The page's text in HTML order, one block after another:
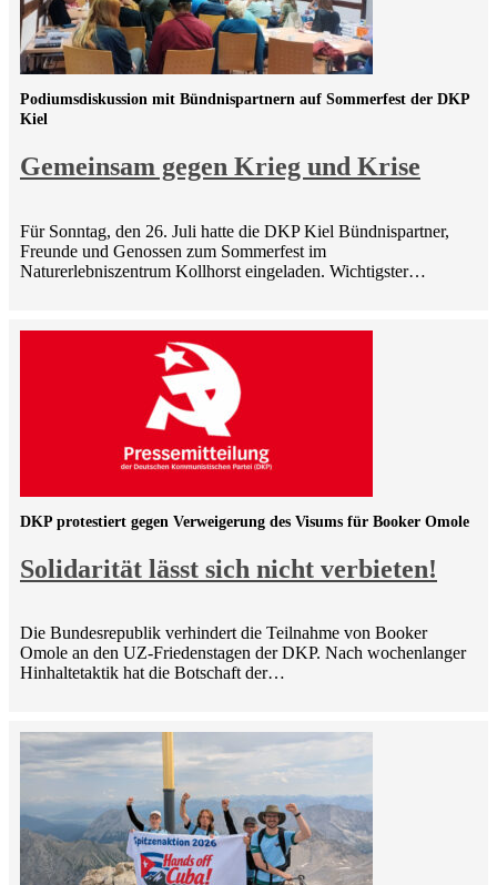
Gemeinsam gegen Krieg und Krise
Podiumsdiskussion mit Bündnispartnern auf Sommerfest der DKP
Kiel
Für Sonntag, den 26. Juli hatte die DKP Kiel Bündnispartner,
Freunde und Genossen zum Sommerfest im
Naturerlebniszentrum Kollhorst eingeladen. Wichtigster…
Solidarität lässt sich nicht verbieten!
DKP protestiert gegen Verweigerung des Visums für Booker Omole
Die Bundesrepublik verhindert die Teilnahme von Booker
Omole an den UZ-Friedenstagen der DKP. Nach wochenlanger
Hinhaltetaktik hat die Botschaft der…